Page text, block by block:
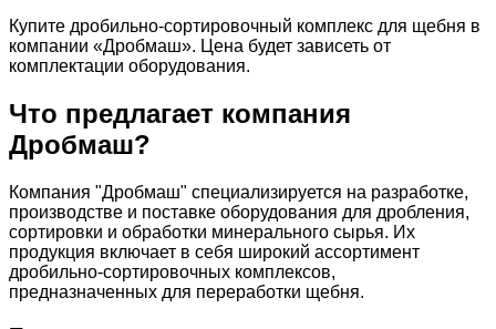
Купите дробильно-сортировочный комплекс для щебня в
компании «Дробмаш». Цена будет зависеть от
комплектации оборудования.
Что предлагает компания
Дробмаш?
Компания "Дробмаш" специализируется на разработке,
производстве и поставке оборудования для дробления,
сортировки и обработки минерального сырья. Их
продукция включает в себя широкий ассортимент
дробильно-сортировочных комплексов,
предназначенных для переработки щебня.